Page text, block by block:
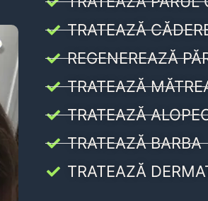
TRATEAZĂ
REGENEREAZĂ
TRATEAZĂ
TRATEAZĂ
TRATEAZĂ BARBA
TRATEAZĂ